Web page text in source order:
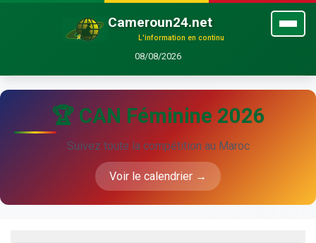
Cameroun24.net
L'information en continu
08/08/2026
🏆 CAN Féminine 2026
Suivez toute la compétition au Maroc
Voir le calendrier →